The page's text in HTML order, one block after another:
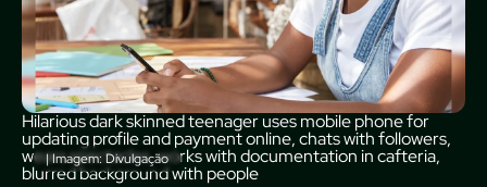
Hilarious dark skinned teenager uses mobile phone for
updating profile and payment online, chats with followers,
wears spectacles, works with documentation in cafteria,
blurred background with people
| Imagem: Divulgação